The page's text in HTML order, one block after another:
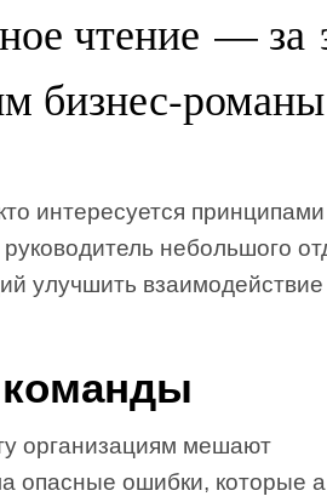
чтение — за
бизнес-
интересуется принципами
небольшого
улучшить взаимодействие
организациям мешают
опасные ошибки, которые